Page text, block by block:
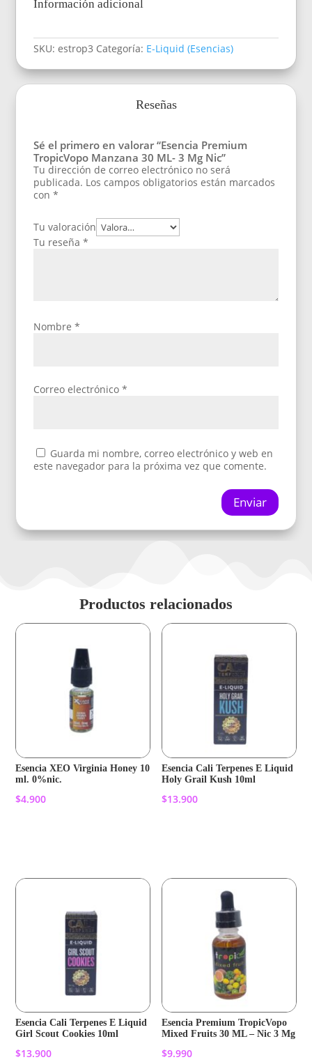
Información adicional
SKU:estrop3 Categoría: E-Liquid (Esencias)
Reseñas
Sé el primero en valorar “Esencia Premium
TropicVopo Manzana 30 ML- 3 Mg Nic”
Tu dirección de correo electrónico no será
publicada. Los campos obligatorios están marcados
con*
Tu valoración
Tu reseña*
Nombre*
Correo electrónico*
Guarda mi nombre, correo electrónico y web en
este navegador para la próxima vez que comente.
Enviar
Productos relacionados
Esencia XEO Virginia Honey 10
ml. 0%nic.
$4.900
Esencia Cali Terpenes E Liquid
Holy Grail Kush 10ml
$13.900
Esencia Cali Terpenes E Liquid
Girl Scout Cookies 10ml
$13.900
Esencia Premium TropicVopo
Mixed Fruits 30 ML – Nic 3 Mg
$9.990